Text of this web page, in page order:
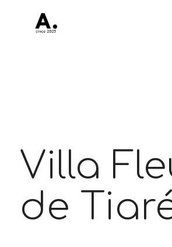
Villa
de